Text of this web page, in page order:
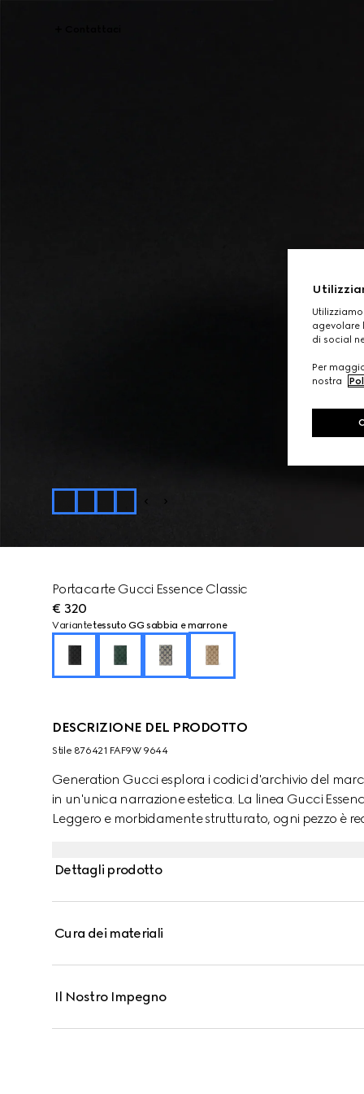
Portacarte Gucci Essence Classic
€ 320
Variantetessuto GG sabbia e marrone
DESCRIZIONE DEL PRODOTTO
Stile ‎876421 FAF9W 9644
Generation Gucci esplora i codici d'archivio del
in un'unica narrazione estetica. La linea Gucci
Leggero e morbidamente strutturato, ogni pezzo è
Dettagli prodotto
Cura dei materiali
Il Nostro Impegno
agevolare
di social
Per
nostra